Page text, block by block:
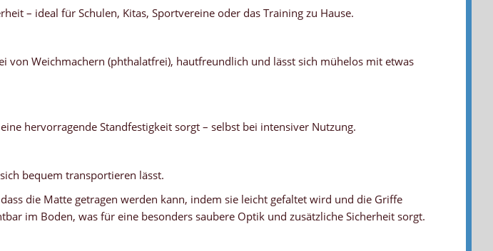
– ideal für Schulen, Kitas, Sportvereine oder das Training zu Hause.
Weichmachern (phthalatfrei), hautfreundlich und lässt sich mühelos mit etwas
hervorragende Standfestigkeit sorgt – selbst bei intensiver Nutzung.
bequem transportieren lässt.
die Matte getragen werden kann, indem sie leicht gefaltet wird und die Griffe
im Boden, was für eine besonders saubere Optik und zusätzliche Sicherheit sorgt.